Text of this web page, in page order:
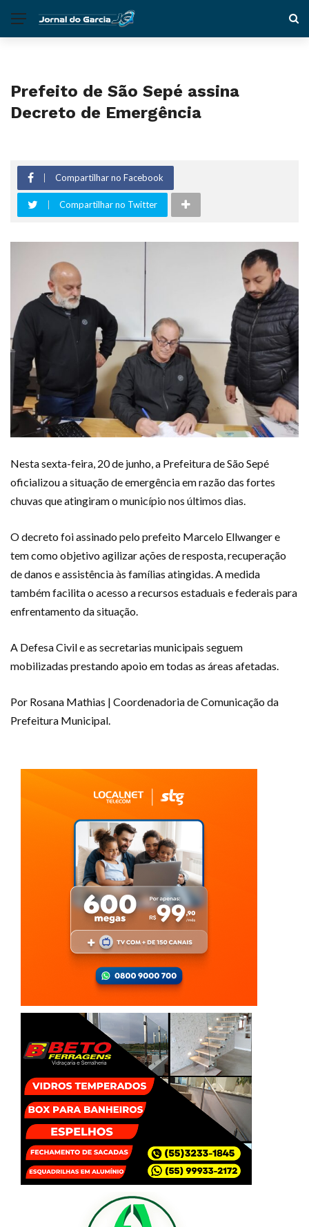
Prefeito de São Sepé assina
Decreto de Emergência
Compartilhar no Facebook
Compartilhar no Twitter
Nesta sexta-feira, 20 de junho, a Prefeitura de São Sepé
oficializou a situação de emergência em razão das fortes
chuvas que atingiram o município nos últimos dias.
O decreto foi assinado pelo prefeito Marcelo Ellwanger e
tem como objetivo agilizar ações de resposta, recuperação
de danos e assistência às famílias atingidas. A medida
também facilita o acesso a recursos estaduais e federais para
enfrentamento da situação.
A Defesa Civil e as secretarias municipais seguem
mobilizadas prestando apoio em todas as áreas afetadas.
Por Rosana Mathias | Coordenadoria de Comunicação da
Prefeitura Municipal.